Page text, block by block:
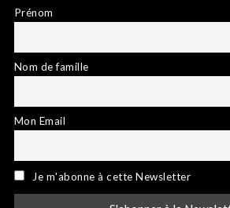
Prénom
Nom de famille
Mon Email
Je m'abonne à cette Newsletter